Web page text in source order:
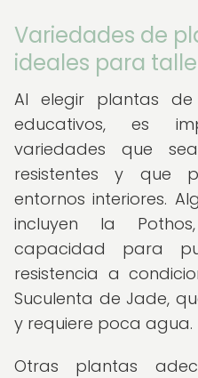
Variedades de
ideales para
Al elegir plantas
educativos, es
variedades que
resistentes y que
entornos interiores.
incluyen la
capacidad para
resistencia a
Suculenta de Jade,
y requiere poca agua.
Otras plantas